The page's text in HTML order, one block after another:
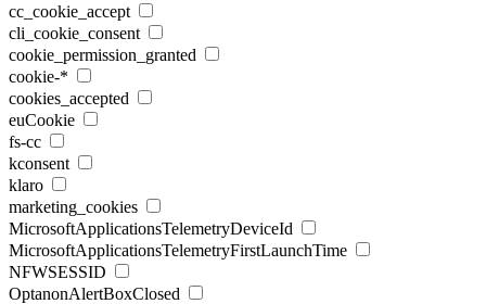
cc_cookie_accept
cli_cookie_consent
cookie_permission_granted
cookie-*
cookies_accepted
euCookie
fs-cc
kconsent
klaro
marketing_cookies
MicrosoftApplicationsTelemetryDeviceId
MicrosoftApplicationsTelemetryFirstLaunchTime
NFWSESSID
OptanonAlertBoxClosed